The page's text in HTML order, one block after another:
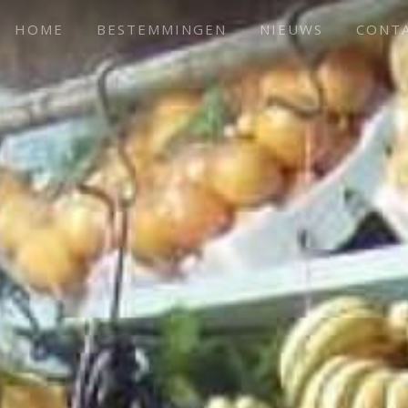
HOME BESTEMMINGEN NIEUWS